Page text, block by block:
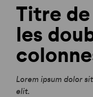
Titre
les
Lorem ipsum dolor
elit.